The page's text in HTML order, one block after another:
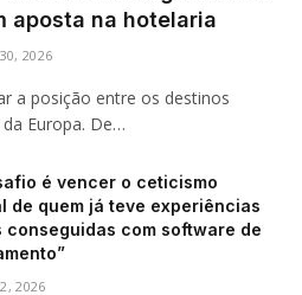
aposta na hotelaria
2026
a posição entre os destinos
Europa. De…
é vencer o ceticismo
de quem já teve experiências
conseguidas com software de
2026